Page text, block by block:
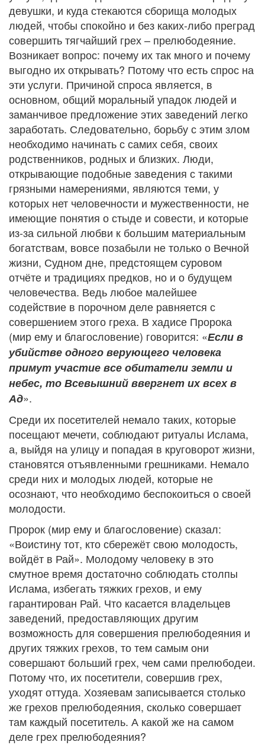
девушки, и куда стекаются сборища молодых
людей, чтобы спокойно и без каких-либо преград
совершить тягчайший грех – прелюбодеяние.
Возникает вопрос: почему их так много и почему
выгодно их открывать? Потому что есть спрос на
эти услуги. Причиной спроса является, в
основном, общий моральный упадок людей и
заманчивое предложение этих заведений легко
заработать. Следовательно, борьбу с этим злом
необходимо начинать с самих себя, своих
родственников, родных и близких. Люди,
открывающие подобные заведения с такими
грязными намерениями, являются теми, у
которых нет человечности и мужественности, не
имеющие понятия о стыде и совести, и которые
из-за сильной любви к большим материальным
богатствам, вовсе позабыли не только о Вечной
жизни, Судном дне, предстоящем суровом
отчёте и традициях предков, но и о будущем
человечества. Ведь любое малейшее
содействие в порочном деле равняется с
совершением этого греха. В хадисе Пророка
(мир ему и благословение) говорится: «Если в
убийстве одного верующего человека
примут участие все обитатели земли и
небес, то Всевышний ввергнет их всех в
Ад».
Среди их посетителей немало таких, которые
посещают мечети, соблюдают ритуалы Ислама,
а, выйдя на улицу и попадая в круговорот жизни,
становятся отъявленными грешниками. Немало
среди них и молодых людей, которые не
осознают, что необходимо беспокоиться о своей
молодости.
Пророк (мир ему и благословение) сказал:
«Воистину тот, кто сбережёт свою молодость,
войдёт в Рай». Молодому человеку в это
смутное время достаточно соблюдать столпы
Ислама, избегать тяжких грехов, и ему
гарантирован Рай. Что касается владельцев
заведений, предоставляющих другим
возможность для совершения прелюбодеяния и
других тяжких грехов, то тем самым они
совершают больший грех, чем сами прелюбодеи.
Потому что, их посетители, совершив грех,
уходят оттуда. Хозяевам записывается столько
же грехов прелюбодеяния, сколько совершает
там каждый посетитель. А какой же на самом
деле грех прелюбодеяния?